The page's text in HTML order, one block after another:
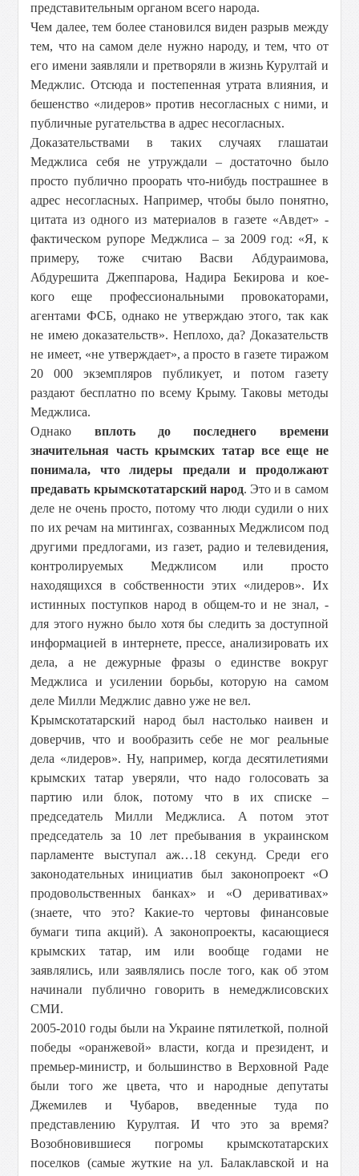
представительным органом всего народа.
Чем далее, тем более становился виден разрыв между
тем, что на самом деле нужно народу, и тем, что от
его имени заявляли и претворяли в жизнь Курултай и
Меджлис. Отсюда и постепенная утрата влияния, и
бешенство «лидеров» против несогласных с ними, и
публичные ругательства в адрес несогласных.
Доказательствами в таких случаях глашатаи
Меджлиса себя не утруждали – достаточно было
просто публично проорать что-нибудь пострашнее в
адрес несогласных. Например, чтобы было понятно,
цитата из одного из материалов в газете «Авдет» -
фактическом рупоре Меджлиса – за 2009 год: «Я, к
примеру, тоже считаю Васви Абдураимова,
Абдурешита Джеппарова, Надира Бекирова и кое-
кого еще профессиональными провокаторами,
агентами ФСБ, однако не утверждаю этого, так как
не имею доказательств». Неплохо, да? Доказательств
не имеет, «не утверждает», а просто в газете тиражом
20 000 экземпляров публикует, и потом газету
раздают бесплатно по всему Крыму. Таковы методы
Меджлиса.
Однако вплоть до последнего времени
значительная часть крымских татар все еще не
понимала, что лидеры предали и продолжают
предавать крымскотатарский народ. Это и в самом
деле не очень просто, потому что люди судили о них
по их речам на митингах, созванных Меджлисом под
другими предлогами, из газет, радио и телевидения,
контролируемых Меджлисом или просто
находящихся в собственности этих «лидеров». Их
истинных поступков народ в общем-то и не знал, -
для этого нужно было хотя бы следить за доступной
информацией в интернете, прессе, анализировать их
дела, а не дежурные фразы о единстве вокруг
Меджлиса и усилении борьбы, которую на самом
деле Милли Меджлис давно уже не вел.
Крымскотатарский народ был настолько наивен и
доверчив, что и вообразить себе не мог реальные
дела «лидеров». Ну, например, когда десятилетиями
крымских татар уверяли, что надо голосовать за
партию или блок, потому что в их списке –
председатель Милли Меджлиса. А потом этот
председатель за 10 лет пребывания в украинском
парламенте выступал аж…18 секунд. Среди его
законодательных инициатив был законопроект «О
продовольственных банках» и «О деривативах»
(знаете, что это? Какие-то чертовы финансовые
бумаги типа акций). А законопроекты, касающиеся
крымских татар, им или вообще годами не
заявлялись, или заявлялись после того, как об этом
начинали публично говорить в немеджлисовских
СМИ.
2005-2010 годы были на Украине пятилеткой, полной
победы «оранжевой» власти, когда и президент, и
премьер-министр, и большинство в Верховной Раде
были того же цвета, что и народные депутаты
Джемилев и Чубаров, введенные туда по
представлению Курултая. И что это за время?
Возобновившиеся погромы крымскотатарских
поселков (самые жуткие на ул. Балаклавской и на